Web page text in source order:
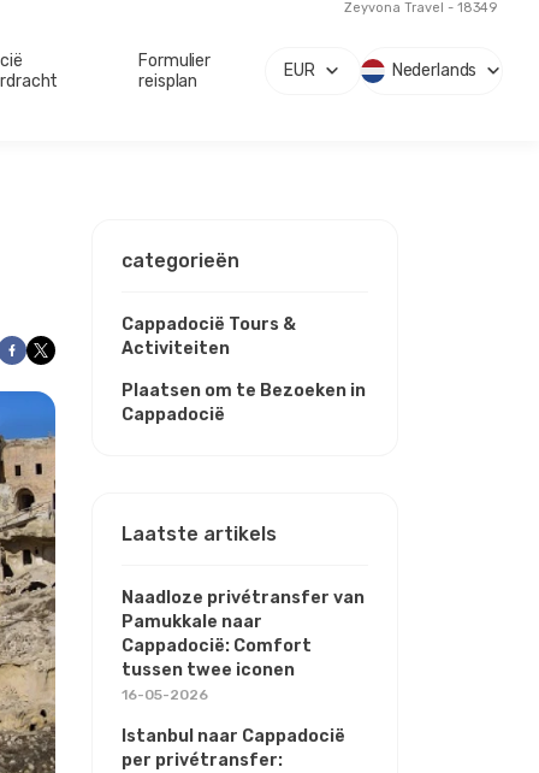
Zeyvona Travel - 18349
Formulier
reisplan
EUR Nederlands
categorieën
Cappadocië Tours &
Activiteiten
Plaatsen om te Bezoeken in
Cappadocië
Laatste artikels
Naadloze privétransfer van
Pamukkale naar
Cappadocië: Comfort
tussen twee iconen
16-05-2026
Istanbul naar Cappadocië
per privétransfer: